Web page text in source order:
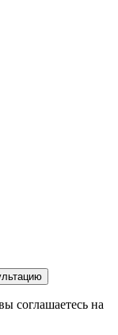
соглашаетесь на